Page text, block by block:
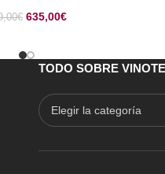
€ 635,00€
TODO SOBRE